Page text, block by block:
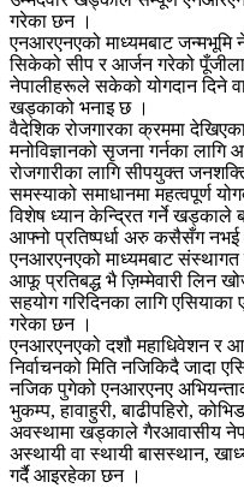
गरेका छन ।
एनआरएनएको माध्यमबाट जन्मभूमि
सिकेको सीप र आर्जन गरेको पूँजीलाई
नेपालीहरूले सकेको योगदान दिने
खड्काको भनाइ छ ।
वैदेशिक रोजगारका क्रममा
मनोविज्ञानको सृजना गर्नका
रोजगारीका लागि सीपयुक्त
समस्याको समाधानमा महत्वपूर्ण
विशेष ध्यान केन्द्रित गर्ने खड्काले
आफ्नो प्रतिष्पर्धा अरु कसैसँग
एनआरएनएको माध्यमबाट संस्थागत
आफू प्रतिबद्ध भै ज़िम्मेवारी लिन
सहयोग गरिदिनका लागि
गरेका छन ।
एनआरएनएको दशौ महाधिवेशन र
निर्वाचनको मिति नजिकिदै जादा
नजिक पुगेको एनआरएनए
भुकम्प, हावाहुरी, बाढीपहिरो,
अवस्थामा खड्काले गैरआवासीय
अस्थायी वा स्थायी बासस्थान,
गर्दै आइरहेका छन ।